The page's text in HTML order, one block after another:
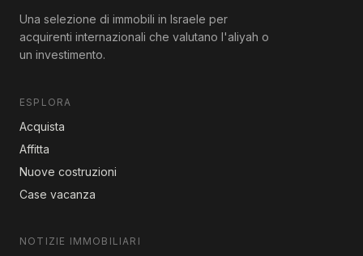
Una selezione di immobili in Israele per
acquirenti internazionali che valutano l'aliyah o
un investimento.
ESPLORA
Acquista
Affitta
Nuove costruzioni
Case vacanza
NOTIZIE IMMOBILIARI